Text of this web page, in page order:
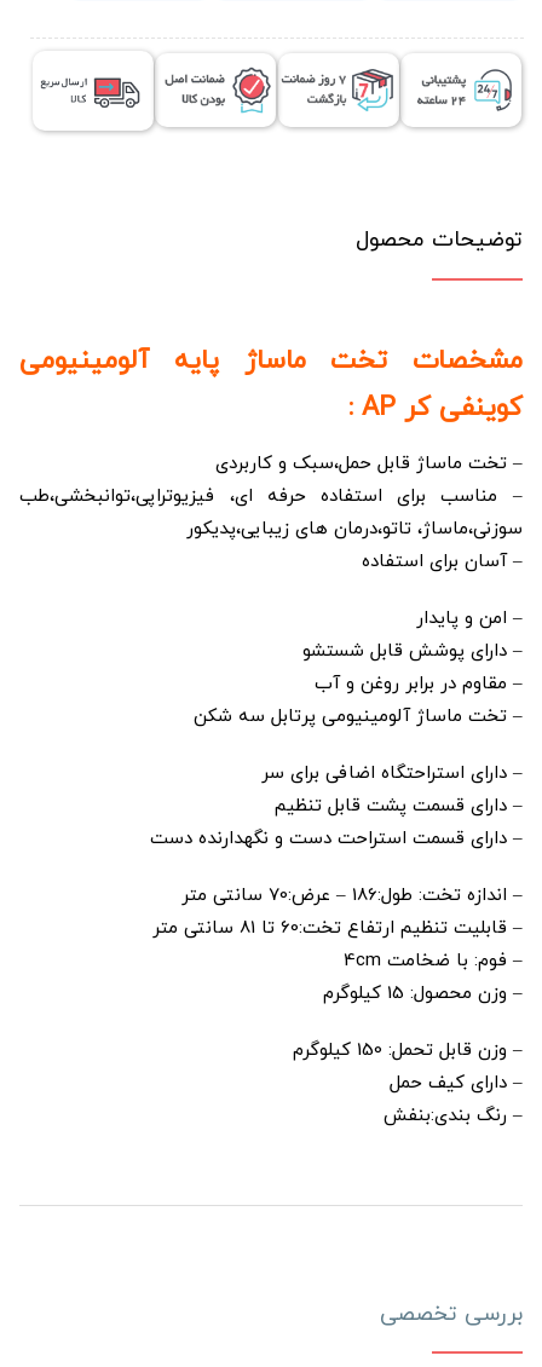
توضیحات محصول
مشخصات تخت ماساژ پایه آلومینیومی
کوینفی کر AP :
– تخت ماساژ قابل حمل،سبک و کاربردی
– مناسب برای استفاده حرفه ای، فیزیوتراپی،توانبخشی،طب
سوزنی،ماساژ، تاتو،درمان های زیبایی،پدیکور
– آسان برای استفاده
– امن و پایدار
– دارای پوشش قابل شستشو
– مقاوم در برابر روغن و آب
– تخت ماساژ آلومینیومی پرتابل سه شکن
– دارای استراحتگاه اضافی برای سر
– دارای قسمت پشت قابل تنظیم
– دارای قسمت استراحت دست و نگهدارنده دست
– اندازه تخت: طول:186 – عرض:70 سانتی متر
– قابلیت تنظیم ارتفاع تخت:60 تا 81 سانتی متر
– فوم: با ضخامت 4cm
– وزن محصول: 15 کیلوگرم
– وزن قابل تحمل: 150 کیلوگرم
– دارای کیف حمل
– رنگ بندی:بنفش
بررسی تخصصی